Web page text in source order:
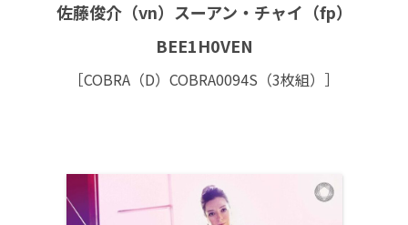
佐藤俊介（vn）スーアン・チャイ（fp）
BEE1H0VEN
［COBRA（D）COBRA0094S（3枚組）］